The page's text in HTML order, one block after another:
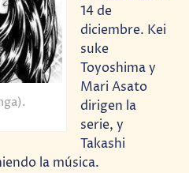
14 de
diciembre. Kei
suke
Toyoshima y
Mari Asato
dirigen la
serie, y
Takashi
la música.